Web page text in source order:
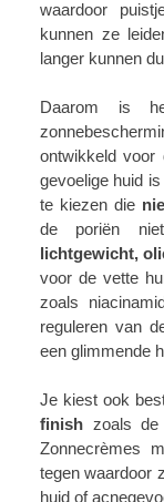
waardoor
kunnen ze
langer kunnen
Daarom is
ontwikkeld
gevoelige huid
te kiezen die
de poriën
lichtgewicht,
voor de vette
zoals
reguleren van
een glimmende
Je kiest ook
finish zoals de
Zonnecrèmes
tegen waardoor
huid of